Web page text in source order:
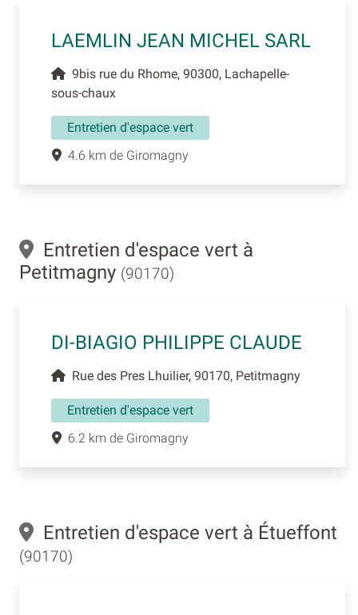
LAEMLIN JEAN MICHEL SARL
9bis rue du Rhome, 90300, Lachapelle-
sous-chaux
Entretien d'espace vert
4.6 km de Giromagny
Entretien d'espace vert à
Petitmagny (90170)
DI-BIAGIO PHILIPPE CLAUDE
Rue des Pres Lhuilier, 90170, Petitmagny
Entretien d'espace vert
6.2 km de Giromagny
Entretien d'espace vert à Étueffont
(90170)